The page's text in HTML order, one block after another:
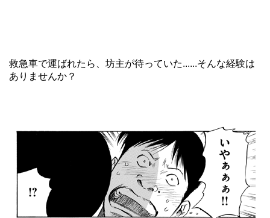
救急車で運ばれたら、坊主が待っていた......そんな経験は
ありませんか？